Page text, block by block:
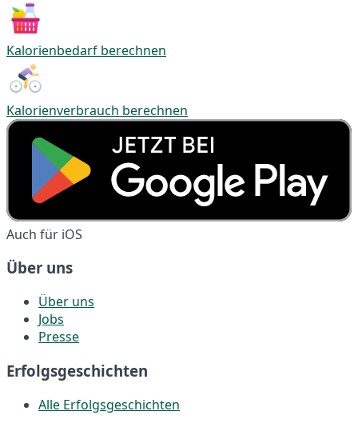
Kalorienbedarf berechnen
Kalorienverbrauch berechnen
Auch für iOS
Über uns
Über uns
Jobs
Presse
Erfolgsgeschichten
Alle Erfolgsgeschichten